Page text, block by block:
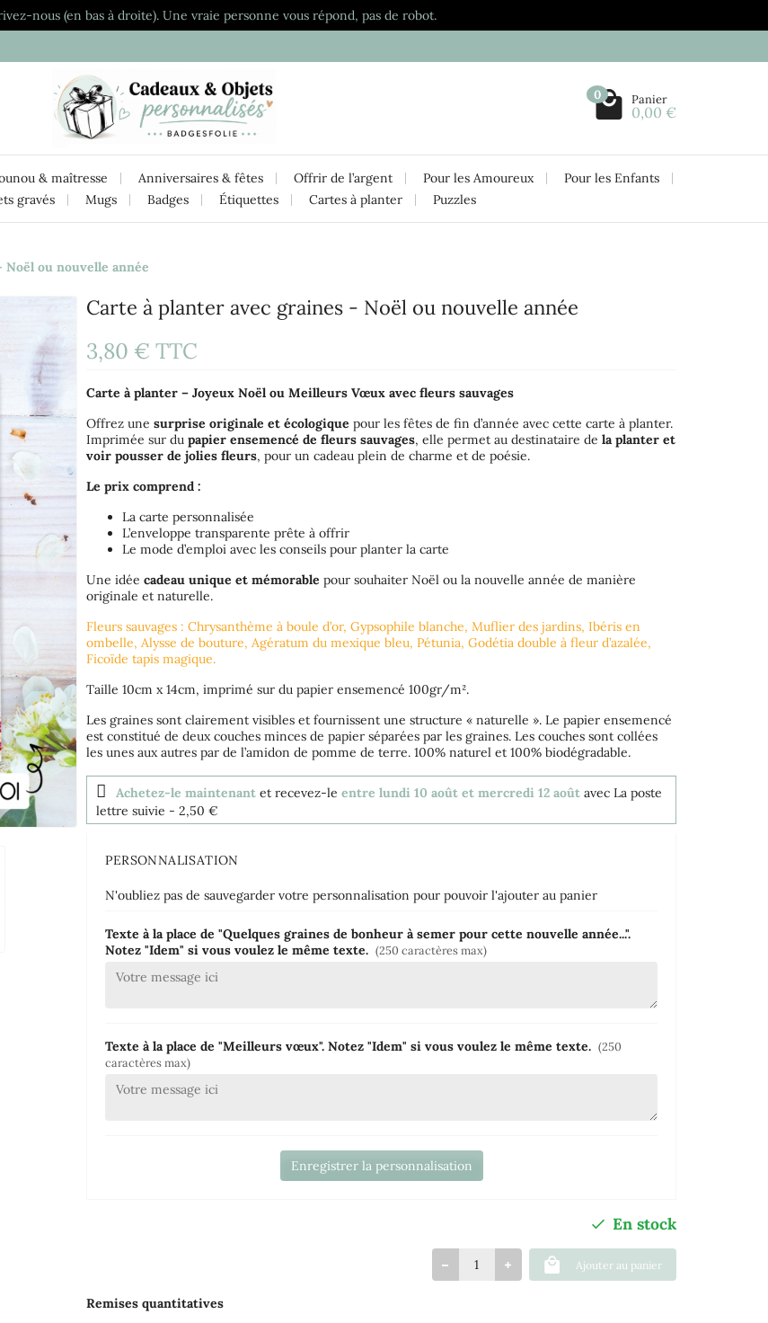
nous (en bas à droite). Une vraie personne vous répond, pas de robot.
0 Panier
0,00 €
& maîtresse Anniversaires & fêtes Offrir de l’argent Pour les Amoureux
Pour les Enfants
gravés Mugs Badges Étiquettes Cartes à planter Puzzles
ou nouvelle année
Carte à planter avec graines - Noël ou nouvelle année
3,80 €TTC
Carte à planter – Joyeux Noël ou Meilleurs Vœux avec fleurs sauvages
Offrez unesurprise originale et écologique pour les fêtes de fin d’année avec cette carte à planter.
Imprimée sur dupapier ensemencé de fleurs sauvages, elle permet au destinataire dela planter et
voir pousser de jolies fleurs, pour un cadeau plein de charme et de poésie.
Le prix comprend :
La carte personnalisée
L’enveloppe transparente prête à offrir
Le mode d’emploi avec les conseils pour planter la carte
Une idéecadeau unique et mémorable pour souhaiter Noël ou la nouvelle année de manière
originale et naturelle.
Fleurs sauvages : Chrysanthème à boule d’or, Gypsophile blanche, Muflier des jardins, Ibéris en
ombelle, Alysse de bouture, Agératum du mexique bleu, Pétunia, Godétia double à fleur d’azalée,
Ficoïde tapis magique.
Taille 10cm x 14cm, imprimé sur du papier ensemencé 100gr/m².
Les graines sont clairement visibles et fournissent une structure « naturelle ». Le papier ensemencé
est constitué de deux couches minces de papier séparées par les graines. Les couches sont collées
les unes aux autres par de l’amidon de pomme de terre. 100% naturel et 100% biodégradable.
Achetez-le maintenant et recevez-leentre lundi 10 août et mercredi 12 août avec La poste
lettre suivie - 2,50 €
PERSONNALISATION
N'oubliez pas de sauvegarder votre personnalisation pour pouvoir l'ajouter au panier
Texte à la place de "Quelques graines de bonheur à semer pour cette nouvelle année...".
Notez "Idem" si vous voulez le même texte. (250 caractères max)
Texte à la place de "Meilleurs vœux". Notez "Idem" si vous voulez le même texte. (250
caractères max)
Enregistrer la personnalisation
En stock
Ajouter au panier
Remises quantitatives